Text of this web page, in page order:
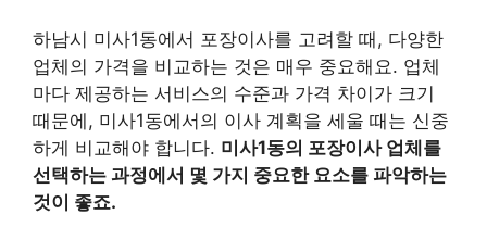
하남시 미사1동에서 포장이사를 고려할 때, 다양한
업체의 가격을 비교하는 것은 매우 중요해요. 업체
마다 제공하는 서비스의 수준과 가격 차이가 크기
때문에, 미사1동에서의 이사 계획을 세울 때는 신중
하게 비교해야 합니다. 미사1동의 포장이사 업체를
선택하는 과정에서 몇 가지 중요한 요소를 파악하는
것이 좋죠.